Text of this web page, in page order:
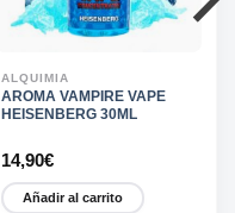
ALQUIMIA
AROMA VAMPIRE VAPE
HEISENBERG 30ML
14,90€
Añadir al carrito